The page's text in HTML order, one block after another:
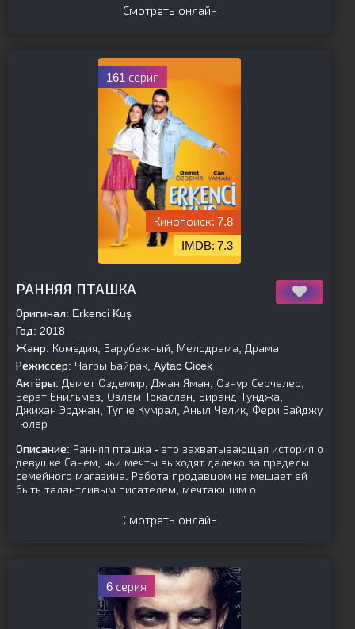
Смотреть онлайн
161 серия
7.8
7.3
РАННЯЯ ПТАШКА
Оригинал: Erkenci Kuş
Год: 2018
Жанр: Комедия, Зарубежный, Мелодрама, Драма
Режиссер: Чагры Байрак, Aytac Cicek
Актёры: Демет Оздемир, Джан Яман, Ознур Серчелер,
Берат Енильмез, Озлем Токаслан, Биранд Тунджа,
Джихан Эрджан, Тугче Кумрал, Аныл Челик, Фери Байджу
Гюлер
Описание: Ранняя пташка - это захватывающая история о
девушке Санем, чьи мечты выходят далеко за пределы
семейного магазина. Работа продавцом не мешает ей
быть талантливым писателем, мечтающим о
Смотреть онлайн
6 серия